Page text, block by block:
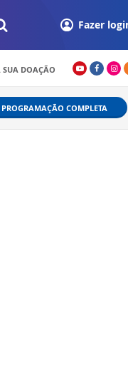
Fazer
SUA DOAÇÃO
COMPLETA